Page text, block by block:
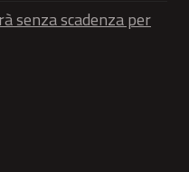
senza scadenza per